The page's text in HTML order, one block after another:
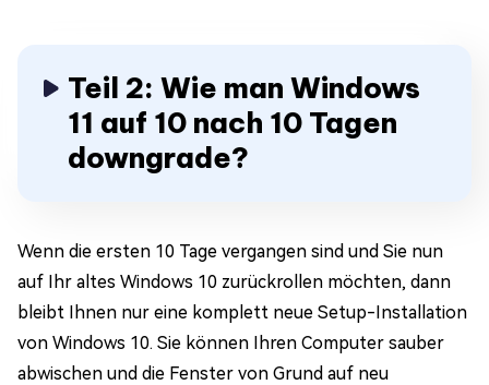
Teil 2: Wie man Windows
11 auf 10 nach 10 Tagen
downgrade?
Wenn die ersten 10 Tage vergangen sind und Sie nun
auf Ihr altes Windows 10 zurückrollen möchten, dann
bleibt Ihnen nur eine komplett neue Setup-Installation
von Windows 10. Sie können Ihren Computer sauber
abwischen und die Fenster von Grund auf neu